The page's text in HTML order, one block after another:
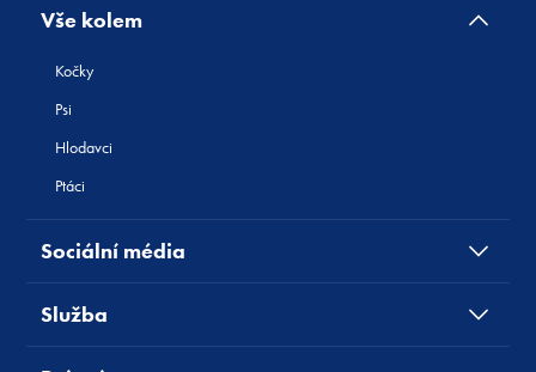
Vše kolem
Kočky
Psi
Hlodavci
Ptáci
Sociální média
Služba